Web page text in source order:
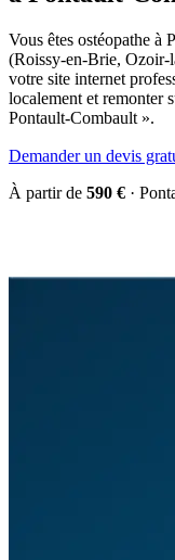
Vous êtes ostéopathe à
(Roissy-en-Brie,
votre site internet
localement et remonter
Pontault-Combault ».
Demander un devis
À partir de 590 € ·